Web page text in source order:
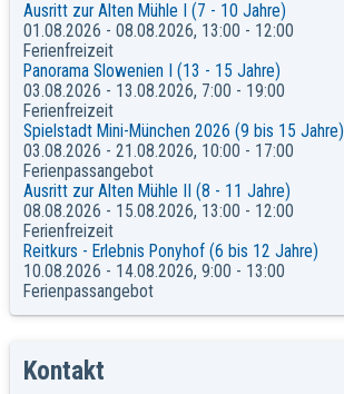
Ausritt zur Alten Mühle I (7 - 10 Jahre)
01.08.2026 - 08.08.2026, 13:00 - 12:00
Ferienfreizeit
Panorama Slowenien I (13 - 15 Jahre)
03.08.2026 - 13.08.2026, 7:00 - 19:00
Ferienfreizeit
Spielstadt Mini-München 2026 (9 bis 15 Jahre)
03.08.2026 - 21.08.2026, 10:00 - 17:00
Ferienpassangebot
Ausritt zur Alten Mühle II (8 - 11 Jahre)
08.08.2026 - 15.08.2026, 13:00 - 12:00
Ferienfreizeit
Reitkurs - Erlebnis Ponyhof (6 bis 12 Jahre)
10.08.2026 - 14.08.2026, 9:00 - 13:00
Ferienpassangebot
Kontakt